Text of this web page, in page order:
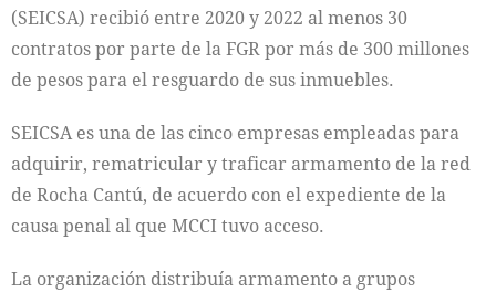
(SEICSA) recibió entre 2020 y 2022 al menos 30
contratos por parte de la FGR por más de 300 millones
de pesos para el resguardo de sus inmuebles.
SEICSA es una de las cinco empresas empleadas para
adquirir, rematricular y traficar armamento de la red
de Rocha Cantú, de acuerdo con el expediente de la
causa penal al que MCCI tuvo acceso.
La organización distribuía armamento a grupos